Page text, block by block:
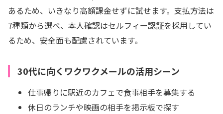
あるため、いきなり高額課金せずに試せます。支払方法は
7種類から選べ、本人確認はセルフィー認証を採用してい
るため、安全面も配慮されています。
30代に向くワクワクメールの活用シーン
仕事帰りに駅近のカフェで食事相手を募集する
休日のランチや映画の相手を掲示板で探す